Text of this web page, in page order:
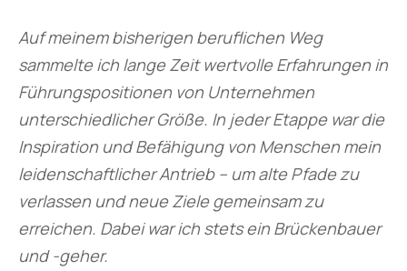
Auf meinem bisherigen beruflichen Weg
sammelte ich lange Zeit wertvolle Erfahrungen in
Führungspositionen von Unternehmen
unterschiedlicher Größe. In jeder Etappe war die
Inspiration und Befähigung von Menschen mein
leidenschaftlicher Antrieb – um alte Pfade zu
verlassen und neue Ziele gemeinsam zu
erreichen. Dabei war ich stets ein Brückenbauer
und -geher.